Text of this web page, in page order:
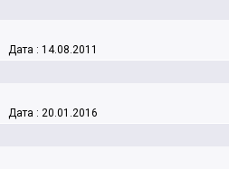
Дата : 14.08.2011
Дата : 20.01.2016